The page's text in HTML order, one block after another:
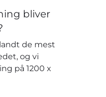
bliver
de mest
og vi
på 1200 x